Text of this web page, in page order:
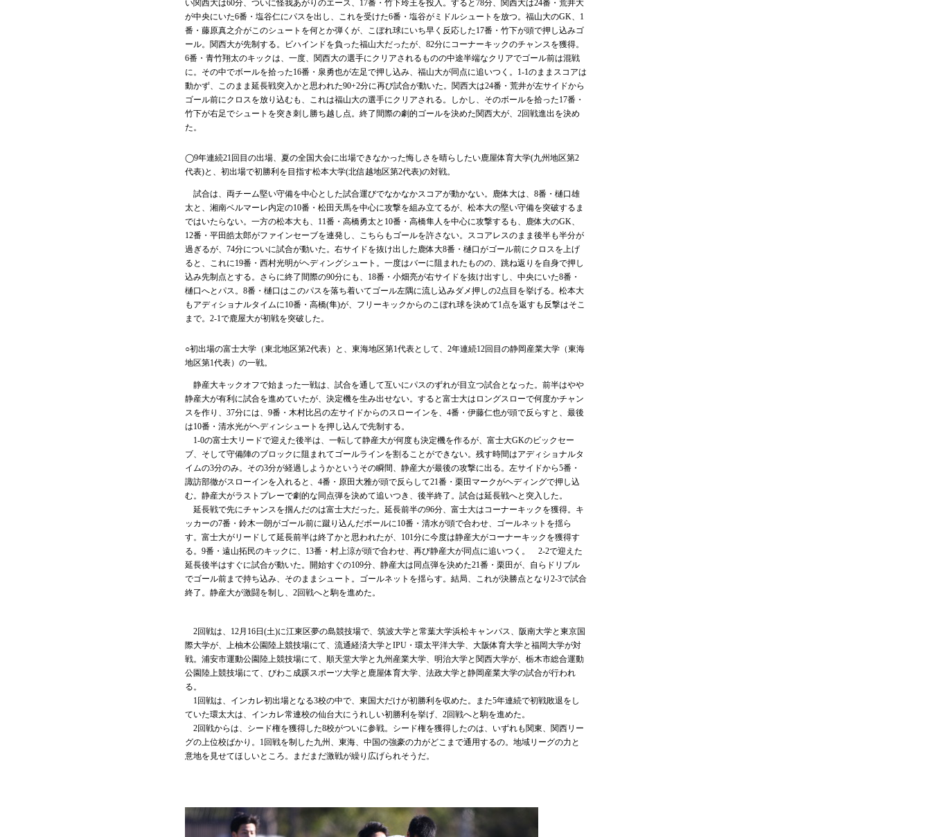
い関西大は60分、ついに怪我あがりのエース、17番・竹下玲王を投入。すると78分、関西大は24番・荒井大
が中央にいた6番・塩谷仁にパスを出し、これを受けた6番・塩谷がミドルシュートを放つ。福山大のGK、1
番・藤原真之介がこのシュートを何とか弾くが、こぼれ球にいち早く反応した17番・竹下が頭で押し込みゴ
ール。関西大が先制する。ビハインドを負った福山大だったが、82分にコーナーキックのチャンスを獲得。
6番・青竹翔太のキックは、一度、関西大の選手にクリアされるものの中途半端なクリアでゴール前は混戦
に。その中でボールを拾った16番・泉勇也が左足で押し込み、福山大が同点に追いつく。1-1のままスコアは
動かず、このまま延長戦突入かと思われた90+2分に再び試合が動いた。関西大は24番・荒井が左サイドから
ゴール前にクロスを放り込むも、これは福山大の選手にクリアされる。しかし、そのボールを拾った17番・
竹下が右足でシュートを突き刺し勝ち越し点。終了間際の劇的ゴールを決めた関西大が、2回戦進出を決め
た。
◯9年連続21回目の出場、夏の全国大会に出場できなかった悔しさを晴らしたい鹿屋体育大学(九州地区第2
代表)と、初出場で初勝利を目指す松本大学(北信越地区第2代表)の対戦。
試合は、両チーム堅い守備を中心とした試合運びでなかなかスコアが動かない。鹿体大は、8番・樋口雄
太と、湘南ベルマーレ内定の10番・松田天馬を中心に攻撃を組み立てるが、松本大の堅い守備を突破するま
ではいたらない。一方の松本大も、11番・高橋勇太と10番・高橋隼人を中心に攻撃するも、鹿体大のGK、
12番・平田皓太郎がファインセーブを連発し、こちらもゴールを許さない。スコアレスのまま後半も半分が
過ぎるが、74分についに試合が動いた。右サイドを抜け出した鹿体大8番・樋口がゴール前にクロスを上げ
ると、これに19番・西村光明がヘディングシュート。一度はバーに阻まれたものの、跳ね返りを自身で押し
込み先制点とする。さらに終了間際の90分にも、18番・小畑亮が右サイドを抜け出すし、中央にいた8番・
樋口へとパス。8番・樋口はこのパスを落ち着いてゴール左隅に流し込みダメ押しの2点目を挙げる。松本大
もアディショナルタイムに10番・高橋(隼)が、フリーキックからのこぼれ球を決めて1点を返すも反撃はそこ
まで。2-1で鹿屋大が初戦を突破した。
○初出場の富士大学（東北地区第2代表）と、東海地区第1代表として、2年連続12回目の静岡産業大学（東海
地区第1代表）の一戦。
静産大キックオフで始まった一戦は、試合を通して互いにパスのずれが目立つ試合となった。前半はやや
静産大が有利に試合を進めていたが、決定機を生み出せない。すると富士大はロングスローで何度かチャン
スを作り、37分には、9番・木村比呂の左サイドからのスローインを、4番・伊藤仁也が頭で反らすと、最後
は10番・清水光がヘディンシュートを押し込んで先制する。
1-0の富士大リードで迎えた後半は、一転して静産大が何度も決定機を作るが、富士大GKのビックセー
ブ、そして守備陣のブロックに阻まれてゴールラインを割ることができない。残す時間はアディショナルタ
イムの3分のみ。その3分が経過しようかというその瞬間、静産大が最後の攻撃に出る。左サイドから5番・
諏訪部徹がスローインを入れると、4番・原田大雅が頭で反らして21番・栗田マークがヘディングで押し込
む。静産大がラストプレーで劇的な同点弾を決めて追いつき、後半終了。試合は延長戦へと突入した。
延長戦で先にチャンスを掴んだのは富士大だった。延長前半の96分、富士大はコーナーキックを獲得。キ
ッカーの7番・鈴木一朗がゴール前に蹴り込んだボールに10番・清水が頭で合わせ、ゴールネットを揺ら
す。富士大がリードして延長前半は終了かと思われたが、101分に今度は静産大がコーナーキックを獲得す
る。9番・遠山拓民のキックに、13番・村上涼が頭で合わせ、再び静産大が同点に追いつく。 2-2で迎えた
延長後半はすぐに試合が動いた。開始すぐの109分、静産大は同点弾を決めた21番・栗田が、自らドリブル
でゴール前まで持ち込み、そのままシュート。ゴールネットを揺らす。結局、これが決勝点となり2-3で試合
終了。静産大が激闘を制し、2回戦へと駒を進めた。
2回戦は、12月16日(土)に江東区夢の島競技場で、筑波大学と常葉大学浜松キャンパス、阪南大学と東京国
際大学が、上柚木公園陸上競技場にて、流通経済大学とIPU・環太平洋大学、大阪体育大学と福岡大学が対
戦。浦安市運動公園陸上競技場にて、順天堂大学と九州産業大学、明治大学と関西大学が、栃木市総合運動
公園陸上競技場にて、びわこ成蹊スポーツ大学と鹿屋体育大学、法政大学と静岡産業大学の試合が行われ
る。
1回戦は、インカレ初出場となる3校の中で、東国大だけが初勝利を収めた。また5年連続で初戦敗退をし
ていた環太大は、インカレ常連校の仙台大にうれしい初勝利を挙げ、2回戦へと駒を進めた。
2回戦からは、シード権を獲得した8校がついに参戦。シード権を獲得したのは、いずれも関東、関西リー
グの上位校ばかり。1回戦を制した九州、東海、中国の強豪の力がどこまで通用するの。地域リーグの力と
意地を見せてほしいところ。まだまだ激戦が繰り広げられそうだ。